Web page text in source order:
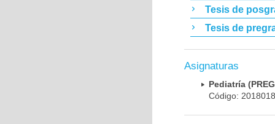
Tesis de
Tesis de
Asignaturas
Pediatría
Código: